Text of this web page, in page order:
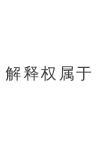
释权属于